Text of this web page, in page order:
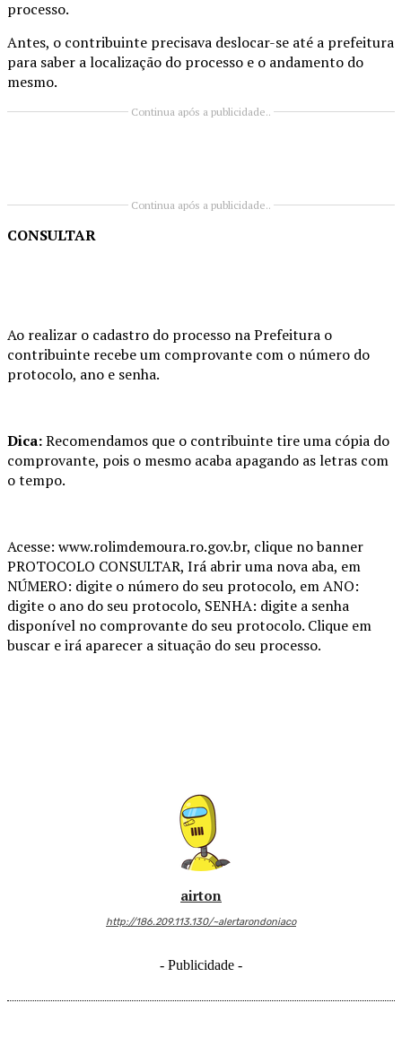
processo.
Antes, o contribuinte precisava deslocar-se até a prefeitura
para saber a localização do processo e o andamento do
mesmo.
Continua após a publicidade..
Continua após a publicidade..
CONSULTAR
Ao realizar o cadastro do processo na Prefeitura o
contribuinte recebe um comprovante com o número do
protocolo, ano e senha.
Dica:Recomendamos que o contribuinte tire uma cópia do
comprovante, pois o mesmo acaba apagando as letras com
o tempo.
Acesse: www.rolimdemoura.ro.gov.br, clique no banner
PROTOCOLO CONSULTAR, Irá abrir uma nova aba, em
NÚMERO: digite o número do seu protocolo, em ANO:
digite o ano do seu protocolo, SENHA: digite a senha
disponível no comprovante do seu protocolo. Clique em
buscar e irá aparecer a situação do seu processo.
airton
http://186.209.113.130/~alertarondoniaco
- Publicidade -